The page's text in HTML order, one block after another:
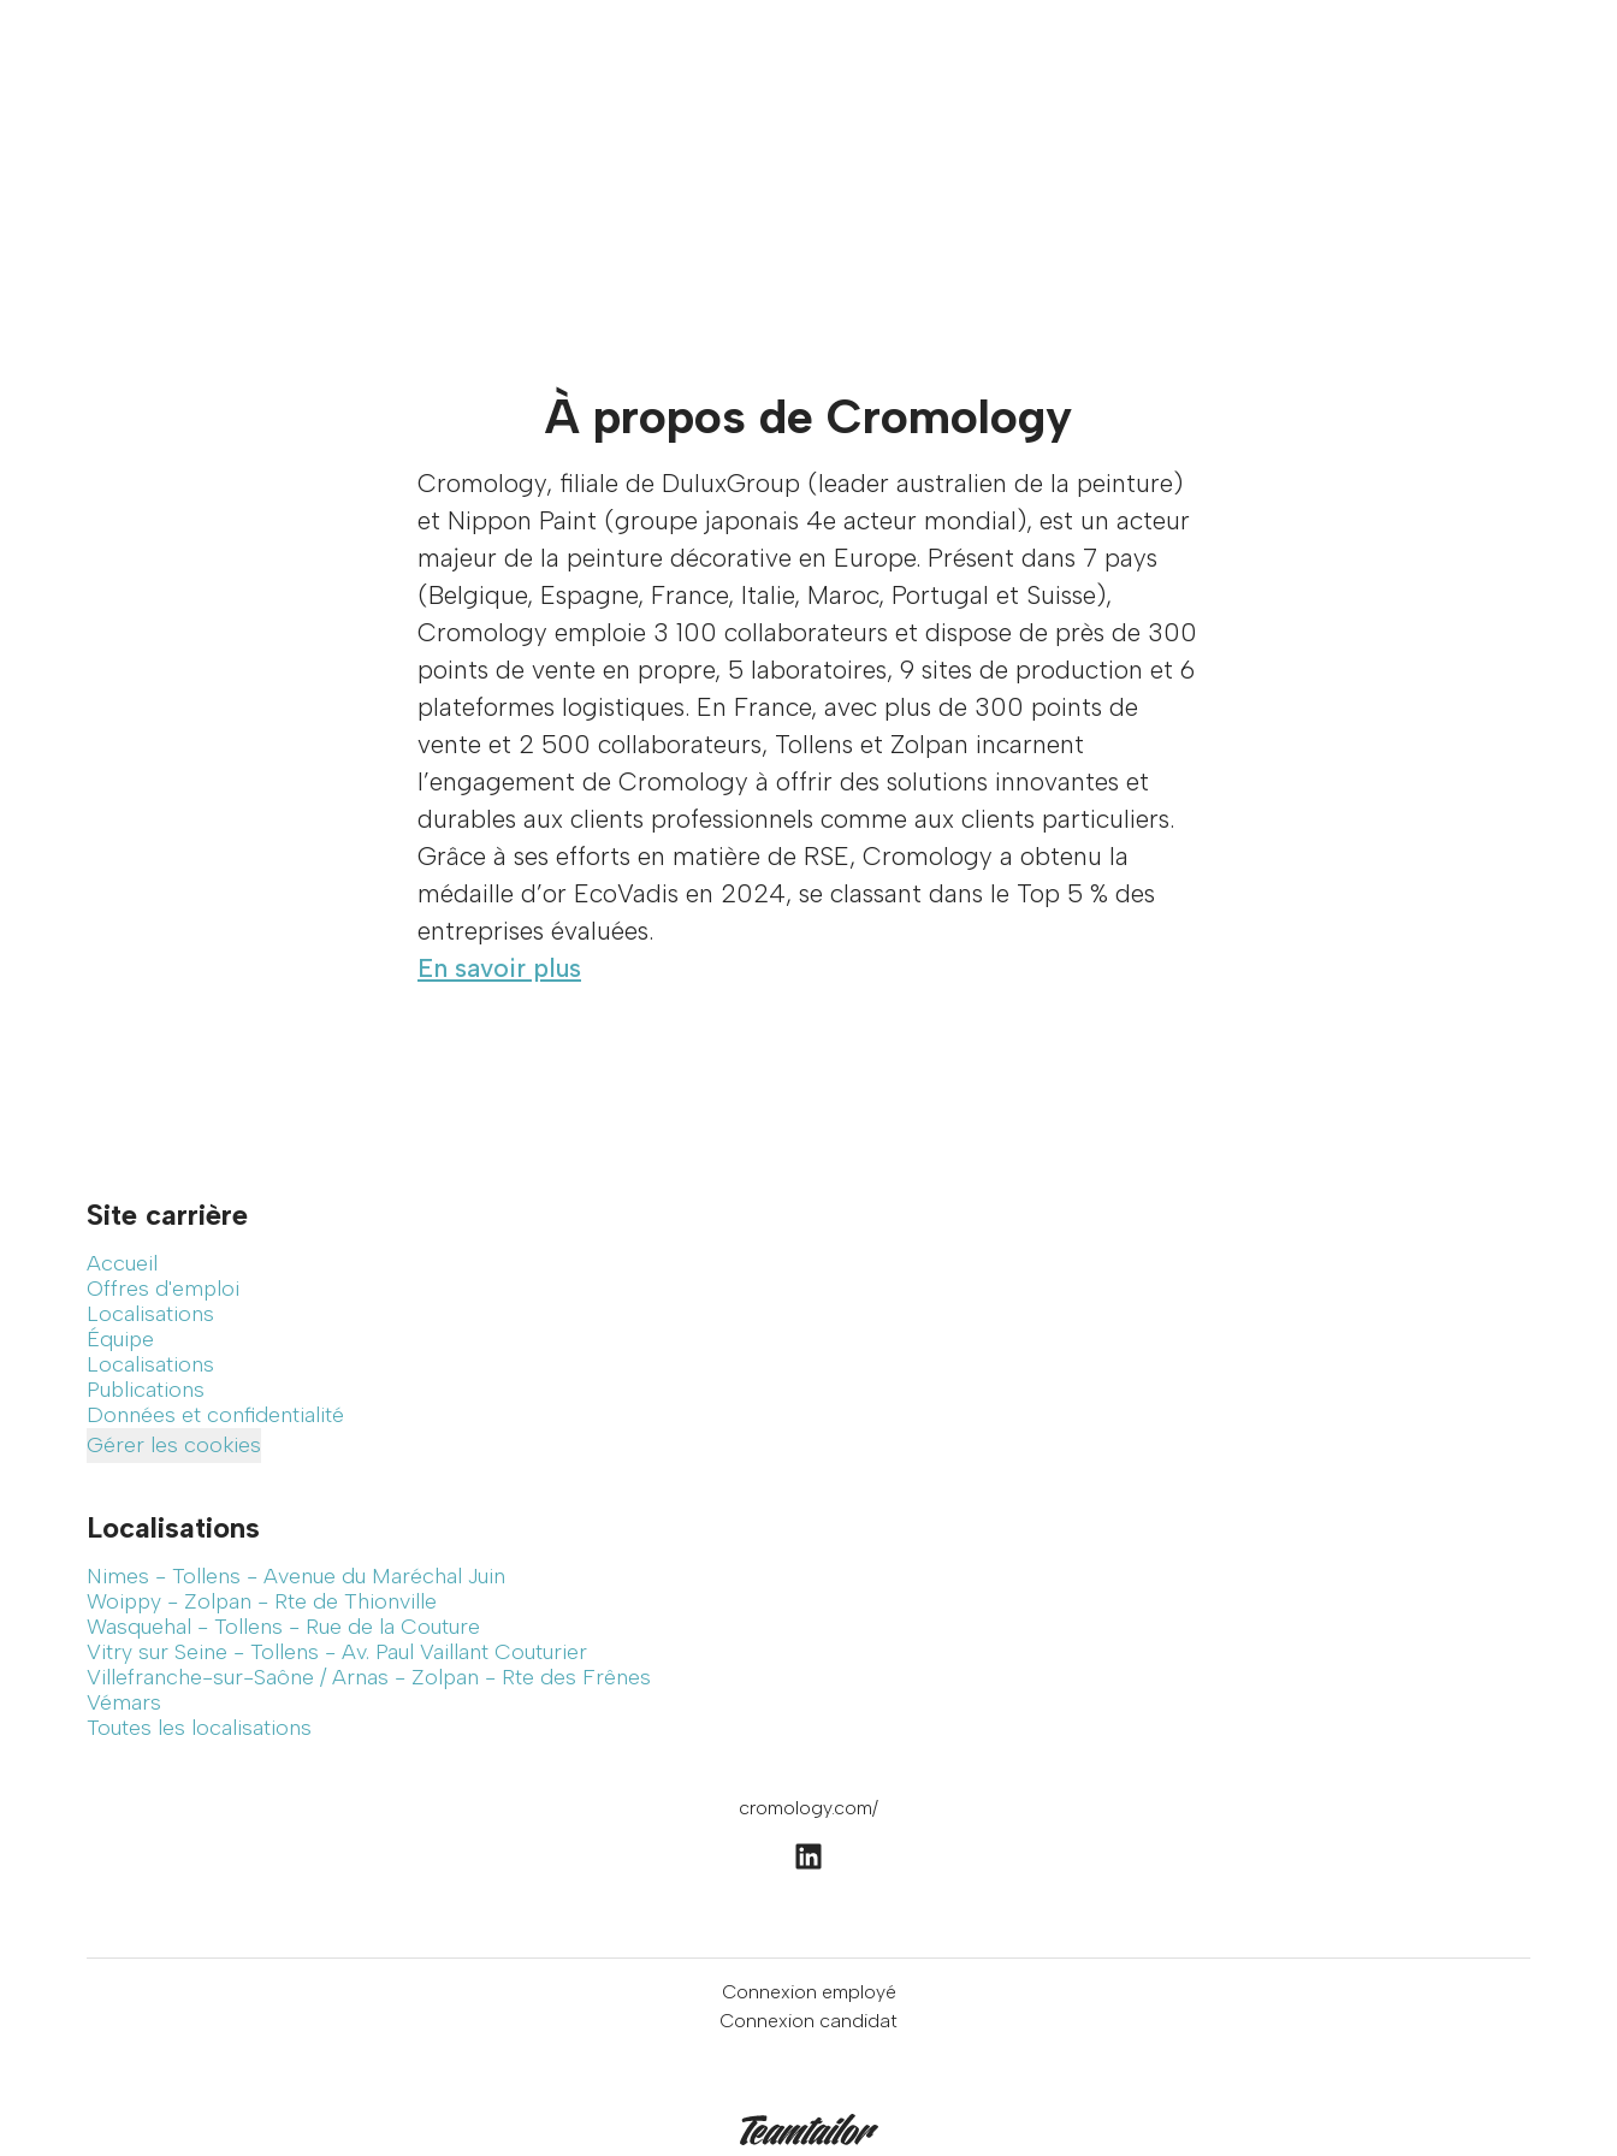
À propos de Cromology
Cromology, filiale de DuluxGroup (leader australien de la peinture)
et Nippon Paint (groupe japonais 4e acteur mondial), est un acteur
majeur de la peinture décorative en Europe. Présent dans 7 pays
(Belgique, Espagne, France, Italie, Maroc, Portugal et Suisse),
Cromology emploie 3 100 collaborateurs et dispose de près de 300
points de vente en propre, 5 laboratoires, 9 sites de production et 6
plateformes logistiques. En France, avec plus de 300 points de
vente et 2 500 collaborateurs, Tollens et Zolpan incarnent
l’engagement de Cromology à offrir des solutions innovantes et
durables aux clients professionnels comme aux clients particuliers.
Grâce à ses efforts en matière de RSE, Cromology a obtenu la
médaille d’or EcoVadis en 2024, se classant dans le Top 5 % des
entreprises évaluées.
En savoir plus
Site carrière
Accueil
Offres d'emploi
Localisations
Équipe
Localisations
Publications
Données et confidentialité
Gérer les cookies
Localisations
Nimes - Tollens - Avenue du Maréchal Juin
Woippy - Zolpan - Rte de Thionville
Wasquehal - Tollens - Rue de la Couture
Vitry sur Seine - Tollens - Av. Paul Vaillant Couturier
Villefranche-sur-Saône / Arnas - Zolpan - Rte des Frênes
Vémars
Toutes les localisations
cromology.com/
Connexion employé
Connexion candidat